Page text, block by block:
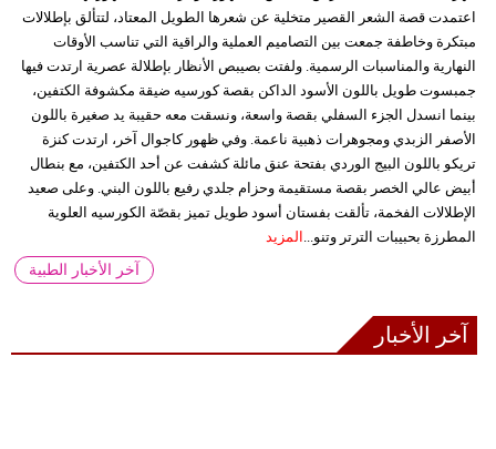
اعتمدت قصة الشعر القصير متخلية عن شعرها الطويل المعتاد، لتتألق بإطلالات
مبتكرة وخاطفة جمعت بين التصاميم العملية والراقية التي تناسب الأوقات
النهارية والمناسبات الرسمية. ولفتت بصيبص الأنظار بإطلالة عصرية ارتدت فيها
جمبسوت طويل باللون الأسود الداكن بقصة كورسيه ضيقة مكشوفة الكتفين،
بينما انسدل الجزء السفلي بقصة واسعة، ونسقت معه حقيبة يد صغيرة باللون
الأصفر الزبدي ومجوهرات ذهبية ناعمة. وفي ظهور كاجوال آخر، ارتدت كنزة
تريكو باللون البيج الوردي بفتحة عنق مائلة كشفت عن أحد الكتفين، مع بنطال
أبيض عالي الخصر بقصة مستقيمة وحزام جلدي رفيع باللون البني. وعلى صعيد
الإطلالات الفخمة، تألقت بفستان أسود طويل تميز بقصّة الكورسيه العلوية
المطرزة بحبيبات الترتر وتنو... المزيد
آخر الأخبار الطبية
آخر الأخبار